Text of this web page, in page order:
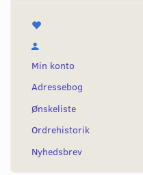
Min konto
Adressebog
Ønskeliste
Ordrehistorik
Nyhedsbrev